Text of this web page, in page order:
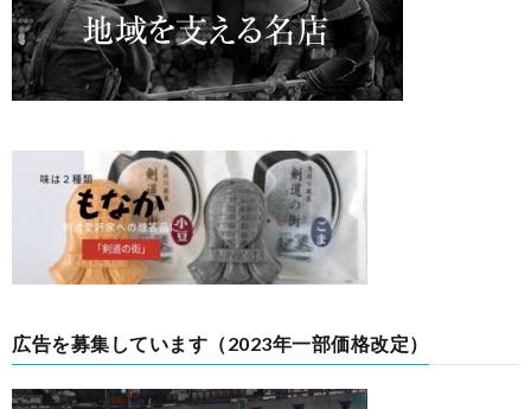
広告を募集しています（2023年一部価格改定）